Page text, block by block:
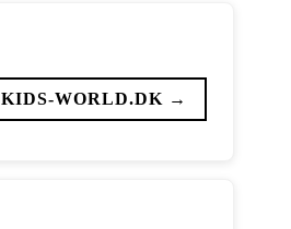
KIDS-WORLD.DK →